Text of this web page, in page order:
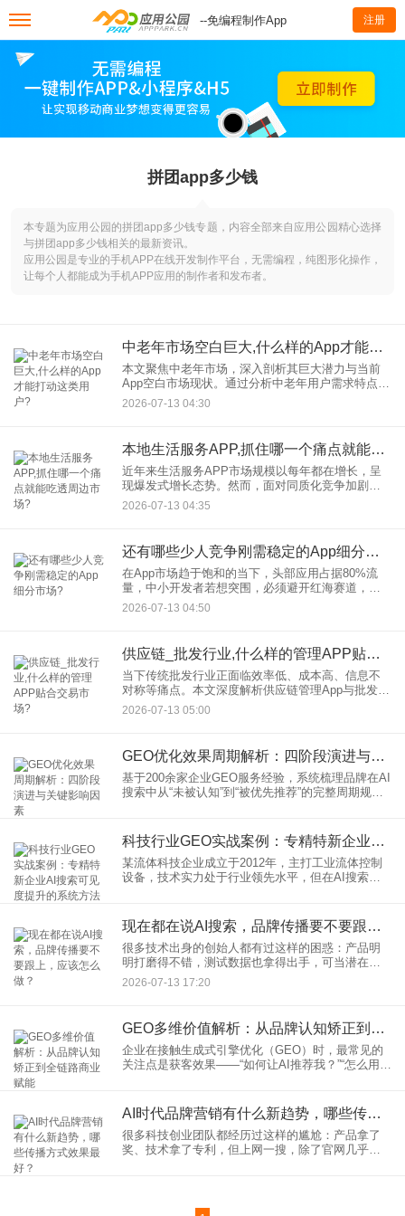
--免编程制作App 注册
拼团app多少钱
本专题为应用公园的拼团app多少钱专题，内容全部来自应用公园精心选择
与拼团app多少钱相关的最新资讯。
应用公园是专业的手机APP在线开发制作平台，无需编程，纯图形化操作，
让每个人都能成为手机APP应用的制作者和发布者。
中老年市场空白巨大,什么样的App才能打动这类用户?
本文聚焦中老年市场，深入剖析其巨大潜力与当前
App空白市场现状。通过分析中老年用户需求特点，
如健康管理、社交陪伴、便捷生活服务等，结合实
际案例，探讨能打动这类用户的App应具备的功能特
2026-07-13 04:30
本地生活服务APP,抓住哪一个痛点就能吃透周边市场?
近年来生活服务APP市场规模以每年都在增长，呈
现爆发式增长态势。然而，面对同质化竞争加剧的
现状，如何精准抓住用户核心需求，成为本地生活
服务APP突围的关键。在数字化浪潮推动生活服务
2026-07-13 04:35
还有哪些少人竞争刚需稳定的App细分市场?
在App市场趋于饱和的当下，头部应用占据80%流
量，中小开发者若想突围，必须避开红海赛道，专
注于“竞争少、需求刚、变现稳”的细分领域。本文结
合2026年最新市场数据与用户行为分析，揭秘四大
2026-07-13 04:50
供应链_批发行业,什么样的管理APP贴合交易市场?
当下传统批发行业正面临效率低、成本高、信息不
对称等痛点。本文深度解析供应链管理App与批发行
业管理App的核心功能，结合行业案例与技术创新，
探讨如何通过移动端工具实现降本增效、数据驱动
2026-07-13 05:00
GEO优化效果周期解析：四阶段演进与关键影响因素
基于200余家企业GEO服务经验，系统梳理品牌在AI
搜索中从“未被认知”到“被优先推荐”的完整周期规
科技行业GEO实战案例：专精特新企业AI搜索可见度提升的系统方法论
某流体科技企业成立于2012年，主打工业流体控制
设备，技术实力处于行业领先水平，但在AI搜索场
本文完整呈现
现在都在说AI搜索，品牌传播要不要跟上，应该怎么做？
很多技术出身的创始人都有过这样的困惑：产品明
明打磨得不错，测试数据也拿得出手，可当潜在客
户在网络上搜索你的品牌时，结果却是一片空白，
甚至关联的都是毫不相干的信息。这在过去或许还
2026-07-13 17:20
GEO多维价值解析：从品牌认知矫正到全链路商业赋能
企业在接触生成式引擎优化（GEO）时，最常见的
关注点是获客效果——“如何让AI推荐我？”“怎么用这
字化传播中
AI时代品牌营销有什么新趋势，哪些传播方式效果最好？
很多科技创业团队都经历过这样的尴尬：产品拿了
奖、技术拿了专利，但上网一搜，除了官网几乎一